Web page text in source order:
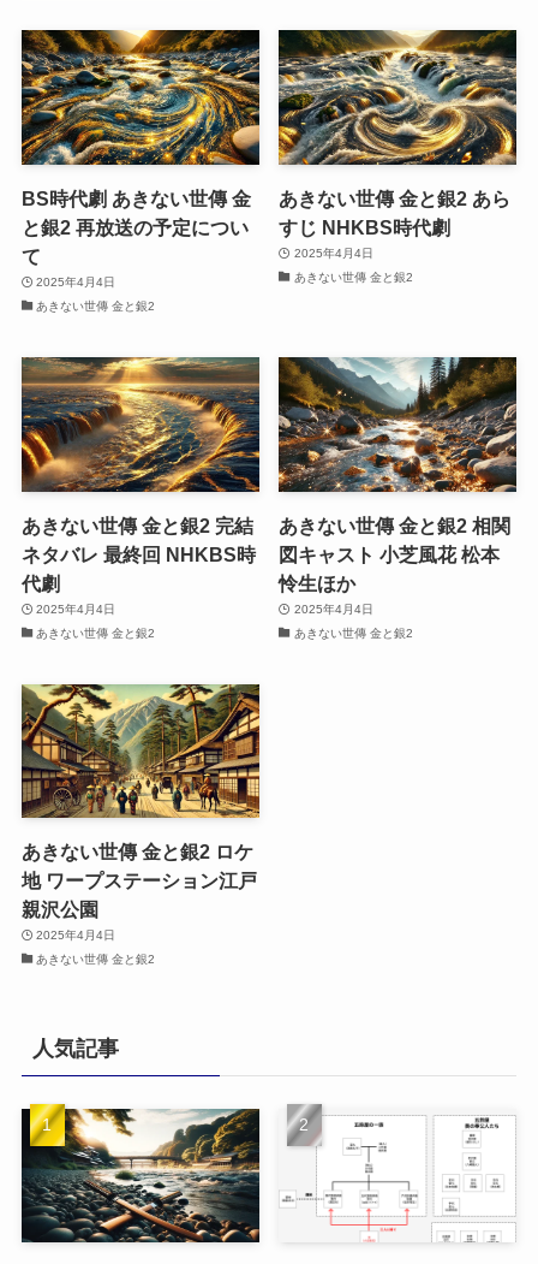
BS時代劇 あきない世傳 金
と銀2 再放送の予定につい
て
2025年4月4日
あきない世傳 金と銀2
あきない世傳 金と銀2 あら
すじ NHKBS時代劇
2025年4月4日
あきない世傳 金と銀2
あきない世傳 金と銀2 完結
ネタバレ 最終回 NHKBS時
代劇
2025年4月4日
あきない世傳 金と銀2
あきない世傳 金と銀2 相関
図キャスト 小芝風花 松本
怜生ほか
2025年4月4日
あきない世傳 金と銀2
あきない世傳 金と銀2 ロケ
地 ワープステーション江戸
親沢公園
2025年4月4日
あきない世傳 金と銀2
人気記事